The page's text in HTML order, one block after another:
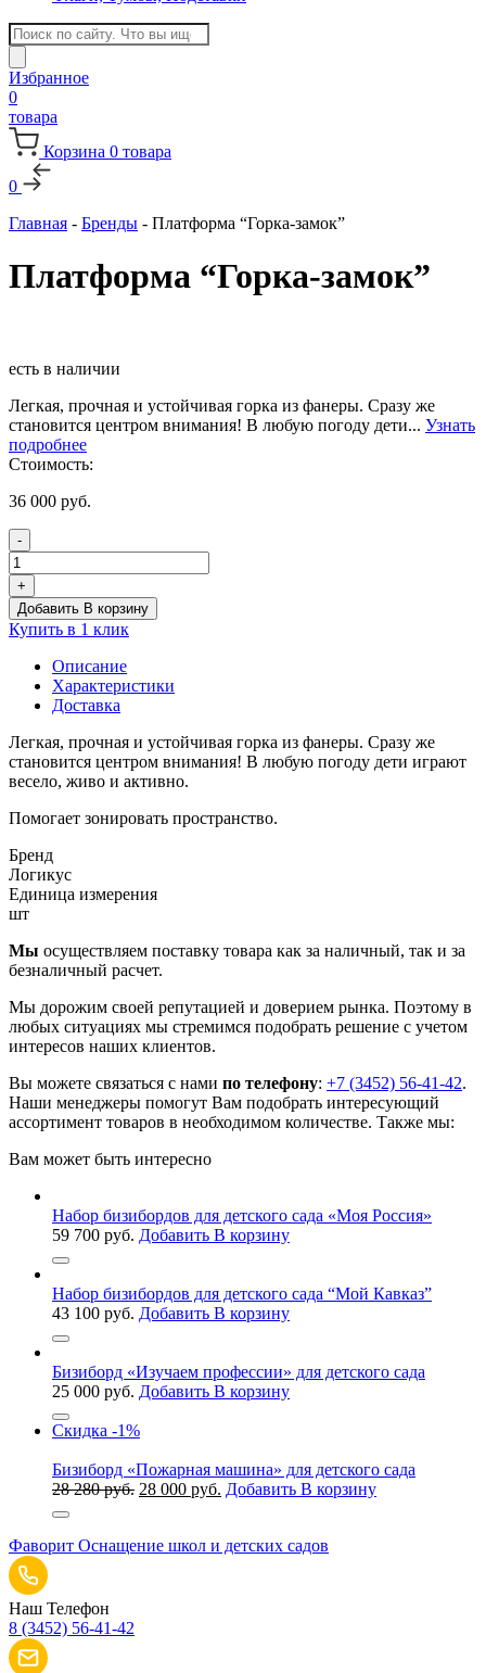
Поиск
товаров
Избранное
0
товара
Корзина 0 товара
0
Главная - Бренды - Платформа “Горка-замок”
Платформа “Горка-замок”
есть в наличии
Легкая, прочная и устойчивая горка из фанеры. Сразу же
становится центром внимания! В любую погоду дети... Узнать
подробнее
Стоимость:
36 000 руб.
-
Количество
товара
Платформа
"Горка-
замок"
+
Добавить В корзину
Купить в 1 клик
Описание
Характеристики
Доставка
Легкая, прочная и устойчивая горка из фанеры. Сразу же
становится центром внимания! В любую погоду дети играют
весело, живо и активно.
Помогает зонировать пространство.
Бренд
Логикус
Единица измерения
шт
Мы осуществляем поставку товара как за наличный, так и за
безналичный расчет.
Мы дорожим своей репутацией и доверием рынка. Поэтому в
любых ситуациях мы стремимся подобрать решение с учетом
интересов наших клиентов.
Вы можете связаться с нами по телефону: +7 (3452) 56-41-42.
Наши менеджеры помогут Вам подобрать интересующий
ассортимент товаров в необходимом количестве. Также мы:
Вам может быть интересно
Набор бизибордов для детского сада «Моя Россия»
59 700 руб. Добавить В корзину
Набор бизибордов для детского сада “Мой Кавказ”
43 100 руб. Добавить В корзину
Бизиборд «Изучаем профессии» для детского сада
25 000 руб. Добавить В корзину
Скидка -1%
Бизиборд «Пожарная машина» для детского сада
28 280руб. Первоначальная
28
28 000 руб. Текущая
000 руб..
Добавить В корзину
Фаворит Оснащение школ и детских садов
Наш Телефон
8 (3452) 56-41-42